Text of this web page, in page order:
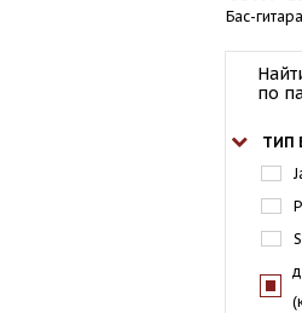
Бас-
по
ТИП